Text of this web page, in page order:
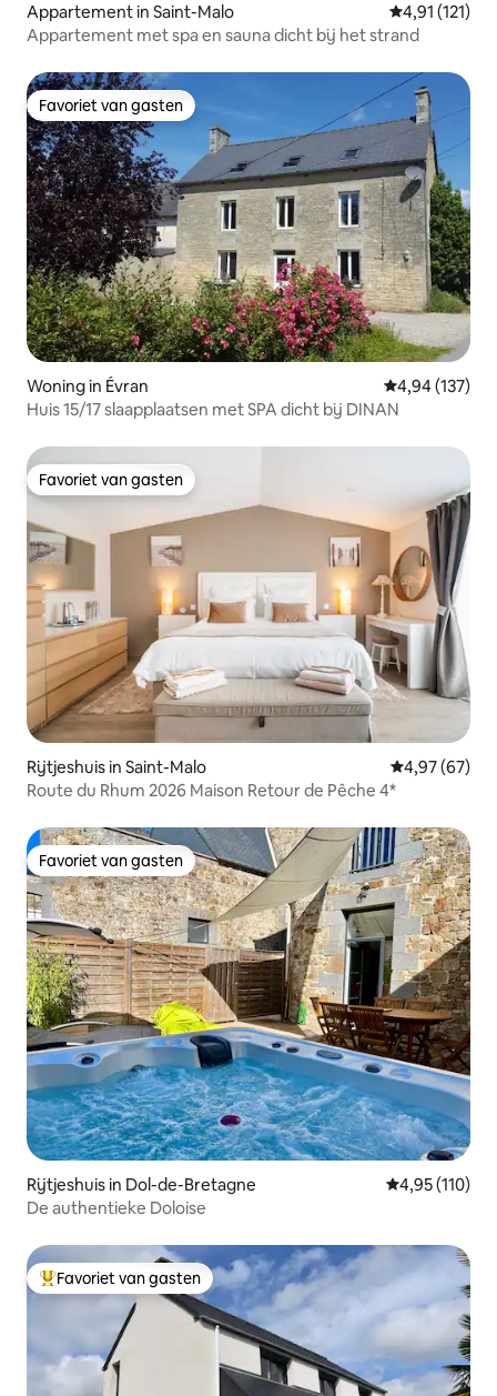
Appartement in Saint-Malo Gemiddelde
4,91 (121)
Appartement met spa en sauna dicht bij het strand
Favoriet van gasten
Favoriet van gasten
Woning in Évran Gemiddelde
4,94 (137)
Huis 15/17 slaapplaatsen met SPA dicht bij DINAN
Favoriet van gasten
Favoriet van gasten
Rijtjeshuis in Saint-Malo Gemiddelde
4,97 (67)
Route du Rhum 2026 Maison Retour de Pêche 4*
Favoriet van gasten
Favoriet van gasten
Rijtjeshuis in Dol-de-Bretagne Gemiddelde
4,95 (110)
De authentieke Doloise
Topfavoriet van gasten
Favoriet van gasten